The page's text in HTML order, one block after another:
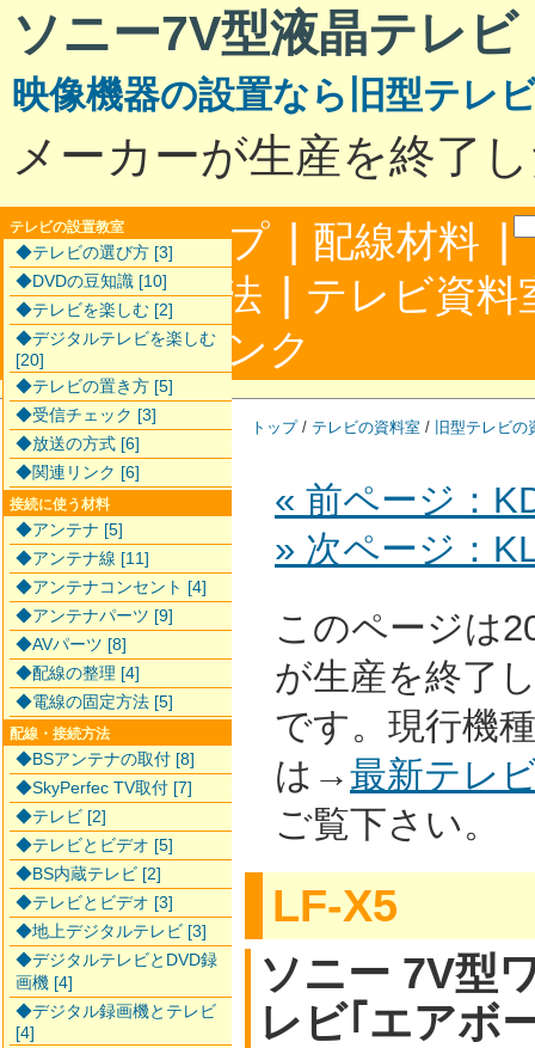
ソニー7V型液晶テレビ
映像機器の設置なら旧型テレ
メーカーが生産を終了
サイトマップ | 配線材料 |
配線接続方法 | テレビ資料
合わせ|リンク
トップ/ テレビの資料室 / 旧型テレビの
« 前ページ：
» 次ページ：
このページは
が生産を終了
です。現行機
は→最新テレ
ご覧下さい。
LF-X5
ソニー 7V型
レビ｢エアボ
テレビの設置教室
◆テレビの選び方 [3]
◆DVDの豆知識 [10]
◆テレビを楽しむ [2]
◆デジタルテレビを楽しむ
[20]
◆テレビの置き方 [5]
◆受信チェック [3]
◆放送の方式 [6]
◆関連リンク [6]
接続に使う材料
◆アンテナ [5]
◆アンテナ線 [11]
◆アンテナコンセント [4]
◆アンテナパーツ [9]
◆AVパーツ [8]
◆配線の整理 [4]
◆電線の固定方法 [5]
配線・接続方法
◆BSアンテナの取付 [8]
◆SkyPerfec TV取付 [7]
◆テレビ [2]
◆テレビとビデオ [5]
◆BS内蔵テレビ [2]
◆テレビとビデオ [3]
◆地上デジタルテレビ [3]
◆デジタルテレビとDVD録
画機 [4]
◆デジタル録画機とテレビ
[4]